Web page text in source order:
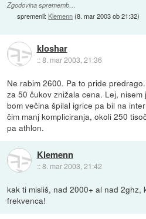
Zgodovina sprememb…
spremenil: Klemenn(8. mar 2003 ob 21:32)
kloshar
::8. mar 2003, 21:36
Ne rabim 2600. Pa to pride
za 50 čukov znižala cena. Lej,
bom večina špilal igrice pa bil na
čim manj kompliciranja, okoli 250
pa athlon.
Klemenn
::8. mar 2003, 21:42
kak ti misliš, nad 2000+ al nad 2ghz,
frekvenca!